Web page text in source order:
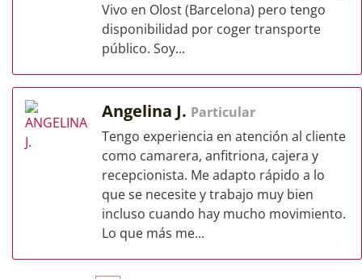
Vivo en Olost (Barcelona) pero tengo
disponibilidad por coger transporte
público. Soy...
Angelina J. Particular
Tengo experiencia en atención al cliente
como camarera, anfitriona, cajera y
recepcionista. Me adapto rápido a lo
que se necesite y trabajo muy bien
incluso cuando hay mucho movimiento.
Lo que más me...